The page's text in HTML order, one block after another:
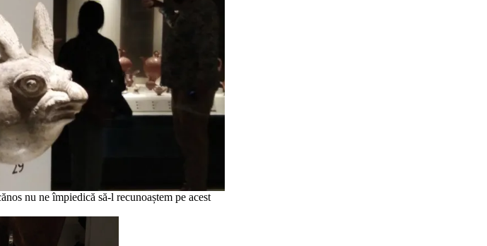
nu ne împiedică să-l recunoaștem pe acest